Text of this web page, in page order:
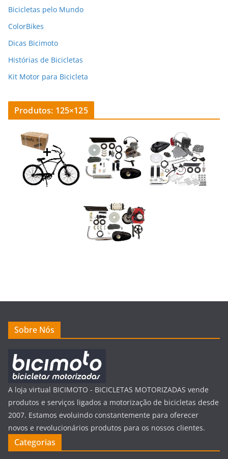
Bicicletas pelo Mundo
ColorBikes
Dicas Bicimoto
Histórias de Bicicletas
Kit Motor para Bicicleta
Produtos: 125×125
Sobre Nós
A loja virtual BICIMOTO - BICICLETAS MOTORIZADAS vende
produtos e serviços ligados a motorização de bicicletas desde
2007. Estamos evoluindo constantemente para oferecer
novos e revolucionários produtos para os nossos clientes.
Categorias